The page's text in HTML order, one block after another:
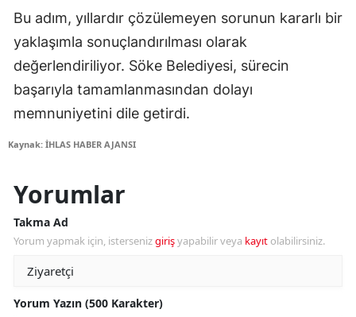
Bu adım, yıllardır çözülemeyen sorunun kararlı bir
yaklaşımla sonuçlandırılması olarak
değerlendiriliyor. Söke Belediyesi, sürecin
başarıyla tamamlanmasından dolayı
memnuniyetini dile getirdi.
Kaynak: İHLAS HABER AJANSI
Yorumlar
Takma Ad
Yorum yapmak için, istersenizgirişyapabilir veya kayıt olabilirsiniz.
Yorum Yazın (500 Karakter)